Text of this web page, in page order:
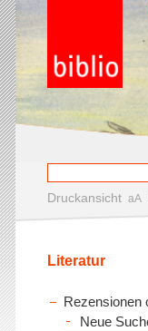
Druckansicht aA
Literatur
Rezensionen
Neue